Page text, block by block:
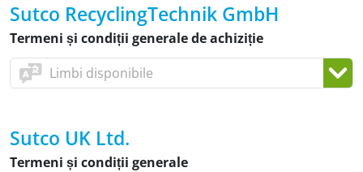
Sutco RecyclingTechnik GmbH
Termeni și condiții generale de achiziție
Sutco UK Ltd.
Termeni și condiții generale